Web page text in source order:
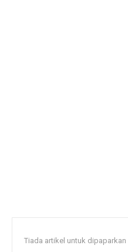
Tiada artikel untuk dipaparkan